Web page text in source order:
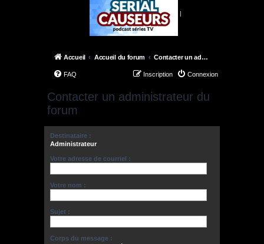
|
Accueil Accueil du forum Contacter un administrateur du forum
FAQ Connexion
Inscription
Contacter un administrateur du
forum
Destinataire :
Administrateur
Votre adresse de courriel :
Votre nom :
Sujet :
Corps du message :